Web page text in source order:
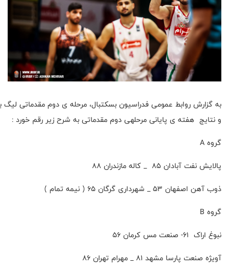
به گزارش روابط عمومی فدراسیون بسکتبال، مرحله ی دوم مقدماتی لیگ
‌و نتایج هفته ی پایانی مرحلهی دوم مقدماتی به شرح زیر رقم خورد :
گروه A
پالایش نفت آبادان ۸۵ _ کاله مازندران ۸۸
ذوب آهن اصفهان ۵۳ _ شهرداری گرگان ۶۵ ( نیمه تمام )
گروه B
نبوغ اراک ۶۱- صنعت مس کرمان ۵۶
آویژه صنعت پارسا مشهد ۸۱ _ مهرام تهران ۸۶